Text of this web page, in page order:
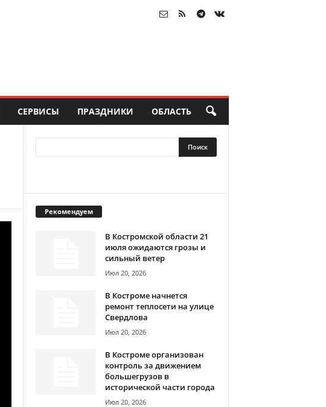
СЕРВИСЫ ПРАЗДНИКИ ОБЛАСТЬ
Рекомендуем
В Костромской области 21
июля ожидаются грозы и
сильный ветер
Июл 20, 2026
В Костроме начнется
ремонт теплосети на улице
Свердлова
Июл 20, 2026
В Костроме организован
контроль за движением
большегрузов в
исторической части города
Июл 20, 2026